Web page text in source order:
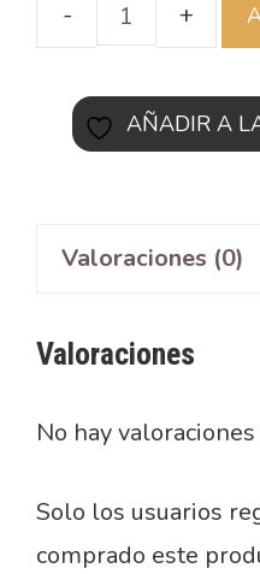
AÑADIR A
Valoraciones (0)
Valoraciones
No hay valoraciones
Solo los usuarios
comprado este